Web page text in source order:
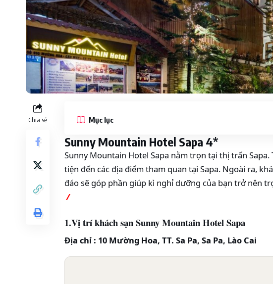
Chia sẻ Mục lục
Sunny Mountain Hotel Sapa 4*
Sunny Mountain Hotel Sapa nằm trọn tại thị trấn
tiện đến các địa điểm tham quan tại Sapa. Ngoài ra,
đáo sẽ góp phần giúp kì nghỉ dưỡng của bạn trở nên
️ /
1.Vị trí khách sạn Sunny Mountain Hotel Sapa
Địa chỉ : 10 Mường Hoa, TT. Sa Pa, Sa Pa, Lào Cai